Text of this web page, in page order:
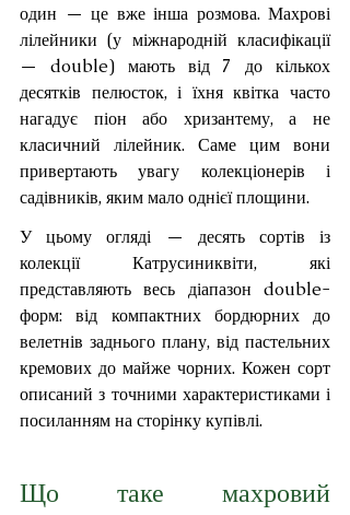
один — це вже інша розмова. Махрові
лілейники (у міжнародній класифікації
— double) мають від 7 до кількох
десятків пелюсток, і їхня квітка часто
нагадує піон або хризантему, а не
класичний лілейник. Саме цим вони
привертають увагу колекціонерів і
садівників, яким мало однієї площини.
У цьому огляді — десять сортів із
колекції Катрусиниквіти, які
представляють весь діапазон double-
форм: від компактних бордюрних до
велетнів заднього плану, від пастельних
кремових до майже чорних. Кожен сорт
описаний з точними характеристиками і
посиланням на сторінку купівлі.
Що таке махровий